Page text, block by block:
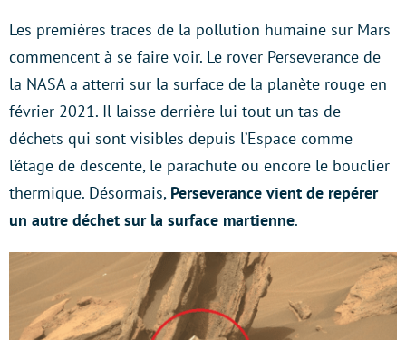
Les premières traces de la pollution humaine sur Mars
commencent à se faire voir. Le rover Perseverance de
la NASA a atterri sur la surface de la planète rouge en
février 2021. Il laisse derrière lui tout un tas de
déchets qui sont visibles depuis l’Espace comme
l’étage de descente, le parachute ou encore le bouclier
thermique. Désormais, Perseverance vient de repérer
un autre déchet sur la surface martienne.